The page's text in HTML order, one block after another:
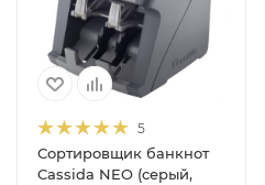
5
Сортировщик банкнот
Cassida NEO (серый,